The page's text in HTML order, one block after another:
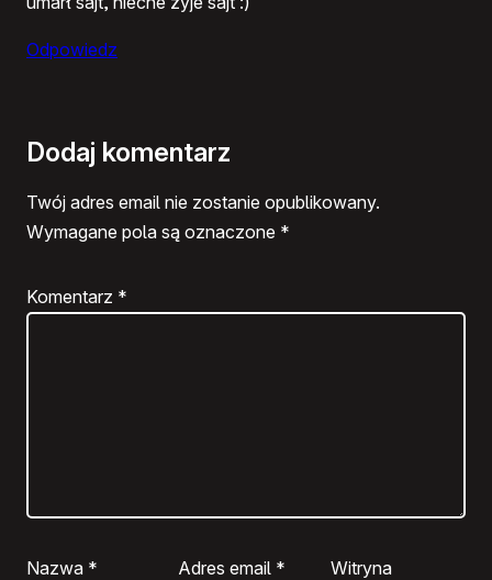
Odpowiedz
Dodaj komentarz
Twój adres email nie zostanie opublikowany.
Wymagane pola są oznaczone *
Komentarz *
Nazwa * Adres email *
Witryna